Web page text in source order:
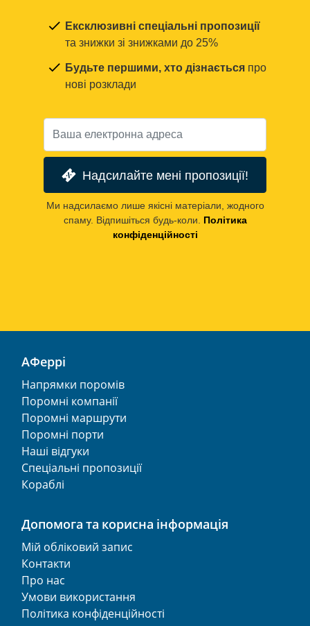
Ексклюзивні спеціальні пропозиції
та знижки зі знижками до 25%
Будьте першими, хто дізнається про
нові розклади
Надсилайте мені пропозиції!
Ми надсилаємо лише якісні матеріали, жодного
спаму. Відпишіться будь-коли.
Політика
конфіденційності
АФеррі
Напрямки поромів
Поромні компанії
Поромні маршрути
Поромні порти
Наші відгуки
Спеціальні пропозиції
Кораблі
Допомога та корисна інформація
Мій обліковий запис
Контакти
Про нас
Умови використання
Політика конфіденційності